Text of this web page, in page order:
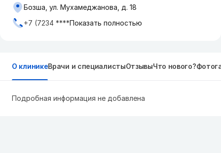
Бозша, ул. Мухамеджанова, д. 18
+7 (7234 ****Показать полностью
О клиникеВрачи и специалистыОтзывыЧто нового?
Подробная информация не добавлена